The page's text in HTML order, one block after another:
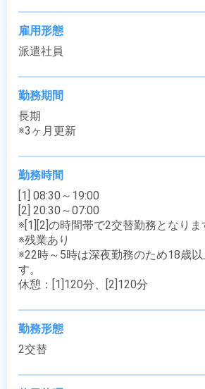
雇用形態
派遣社員
勤務期間
長期
※3ヶ月更新
勤務時間
[1] 08:30～19:00
[2] 20:30～07:00
※[1][2]の時間帯で2交替勤務となりま
※残業あり
※22時～5時は深夜勤務のため18歳以
す。
休憩：[1]120分、[2]120分
勤務形態
2交替